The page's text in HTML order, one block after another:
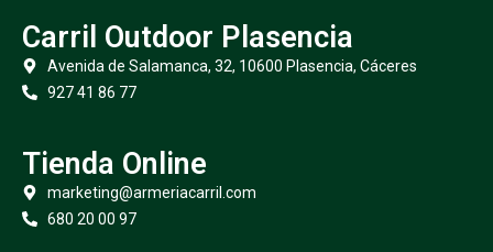
Carril Outdoor Plasencia
Avenida de Salamanca, 32, 10600 Plasencia, Cáceres
927 41 86 77
Tienda Online
marketing@armeriacarril.com
680 20 00 97